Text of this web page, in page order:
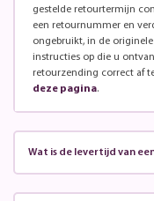
gestelde retourtermijn
een retournummer en
ongebruikt, in de
instructies op die u
retourzending correct af
deze pagina.
Wat is de levertijd van